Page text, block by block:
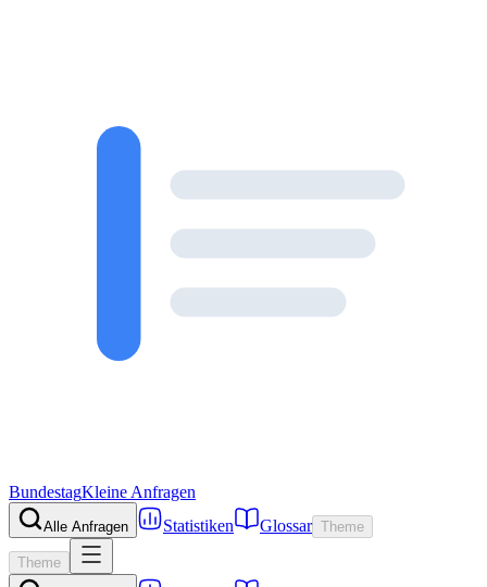
BundestagKleine Anfragen
Alle Anfragen Statistiken Glossar Theme
Theme